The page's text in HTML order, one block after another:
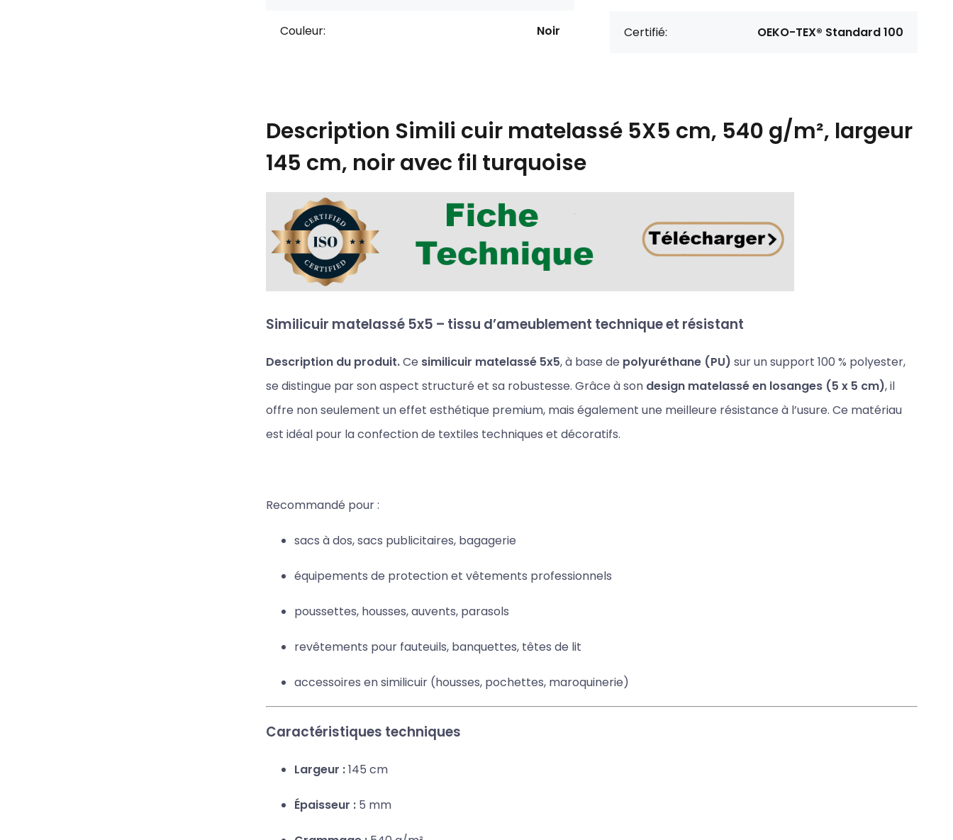
Couleur: Noir Certifié: OEKO-TEX® Standard 100
Description Simili cuir matelassé 5X5 cm, 540 g/m², largeur
145 cm, noir avec fil turquoise
Similicuir matelassé 5x5 – tissu d’ameublement technique et résistant
Description du produit.Ce similicuir matelassé 5x5, à base de polyuréthane (PU) sur un support 100 % polyester,
se distingue par son aspect structuré et sa robustesse. Grâce à son design matelassé en losanges (5 x 5 cm), il
offre non seulement un effet esthétique premium, mais également une meilleure résistance à l’usure. Ce matériau
est idéal pour la confection de textiles techniques et décoratifs.
Recommandé pour :
sacs à dos, sacs publicitaires, bagagerie
équipements de protection et vêtements professionnels
poussettes, housses, auvents, parasols
revêtements pour fauteuils, banquettes, têtes de lit
accessoires en similicuir (housses, pochettes, maroquinerie)
Caractéristiques techniques
Largeur :145 cm
Épaisseur : 5 mm